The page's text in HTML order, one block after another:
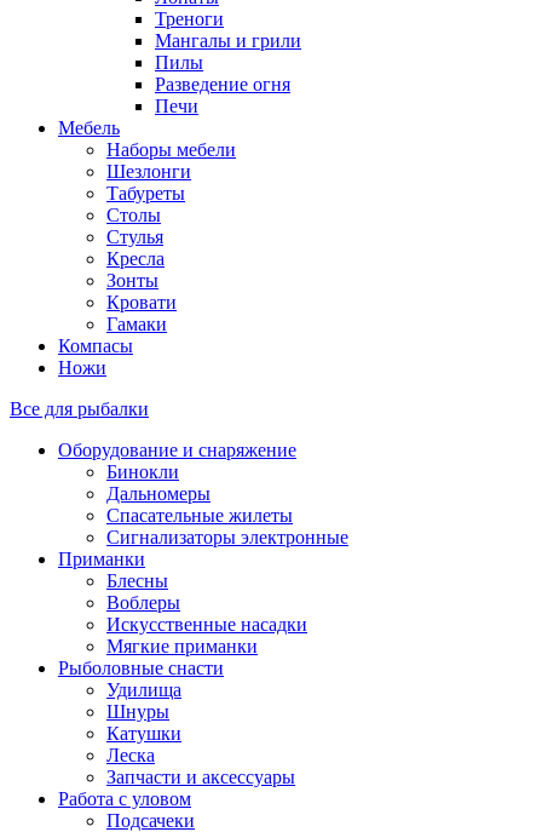
Треноги
Мангалы и грили
Пилы
Разведение огня
Печи
Мебель
Наборы мебели
Шезлонги
Табуреты
Столы
Стулья
Кресла
Зонты
Кровати
Гамаки
Компасы
Ножи
Все для рыбалки
Оборудование и снаряжение
Бинокли
Дальномеры
Спасательные жилеты
Сигнализаторы электронные
Приманки
Блесны
Воблеры
Искусственные насадки
Мягкие приманки
Рыболовные снасти
Удилища
Шнуры
Катушки
Леска
Запчасти и аксессуары
Работа с уловом
Подсачеки